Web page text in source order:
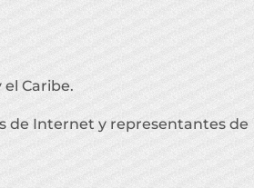
Caribe.
de Internet y representantes de